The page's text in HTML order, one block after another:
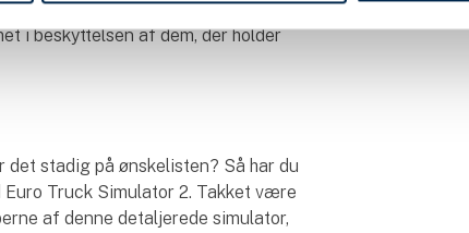
og den anden i moderne PPE. En
i beskyttelsen af dem, der holder
stadig på ønskelisten? Så har du
Truck Simulator 2. Takket være
af denne detaljerede simulator,